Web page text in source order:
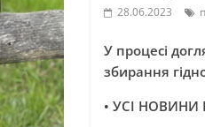
28.06.2023
У процесі
збирання
• УСІ